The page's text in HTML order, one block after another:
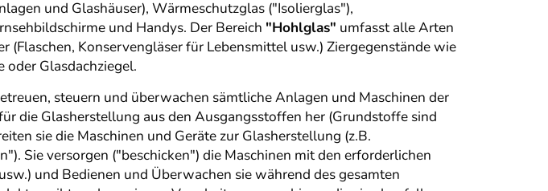
und Glashäuser), Wärmeschutzglas ("Isolierglas"),
und Handys. Der Bereich "Hohlglas" umfasst alle Arten
Konservengläser für Lebensmittel usw.) Ziergegenstände wie
oder Glasdachziegel.
steuern und überwachen sämtliche Anlagen und Maschinen der
die Glasherstellung aus den Ausgangsstoffen her (Grundstoffe sind
sie die Maschinen und Geräte zur Glasherstellung (z.B.
Sie versorgen ("beschicken") die Maschinen mit den erforderlichen
und Bedienen und Überwachen sie während des gesamten